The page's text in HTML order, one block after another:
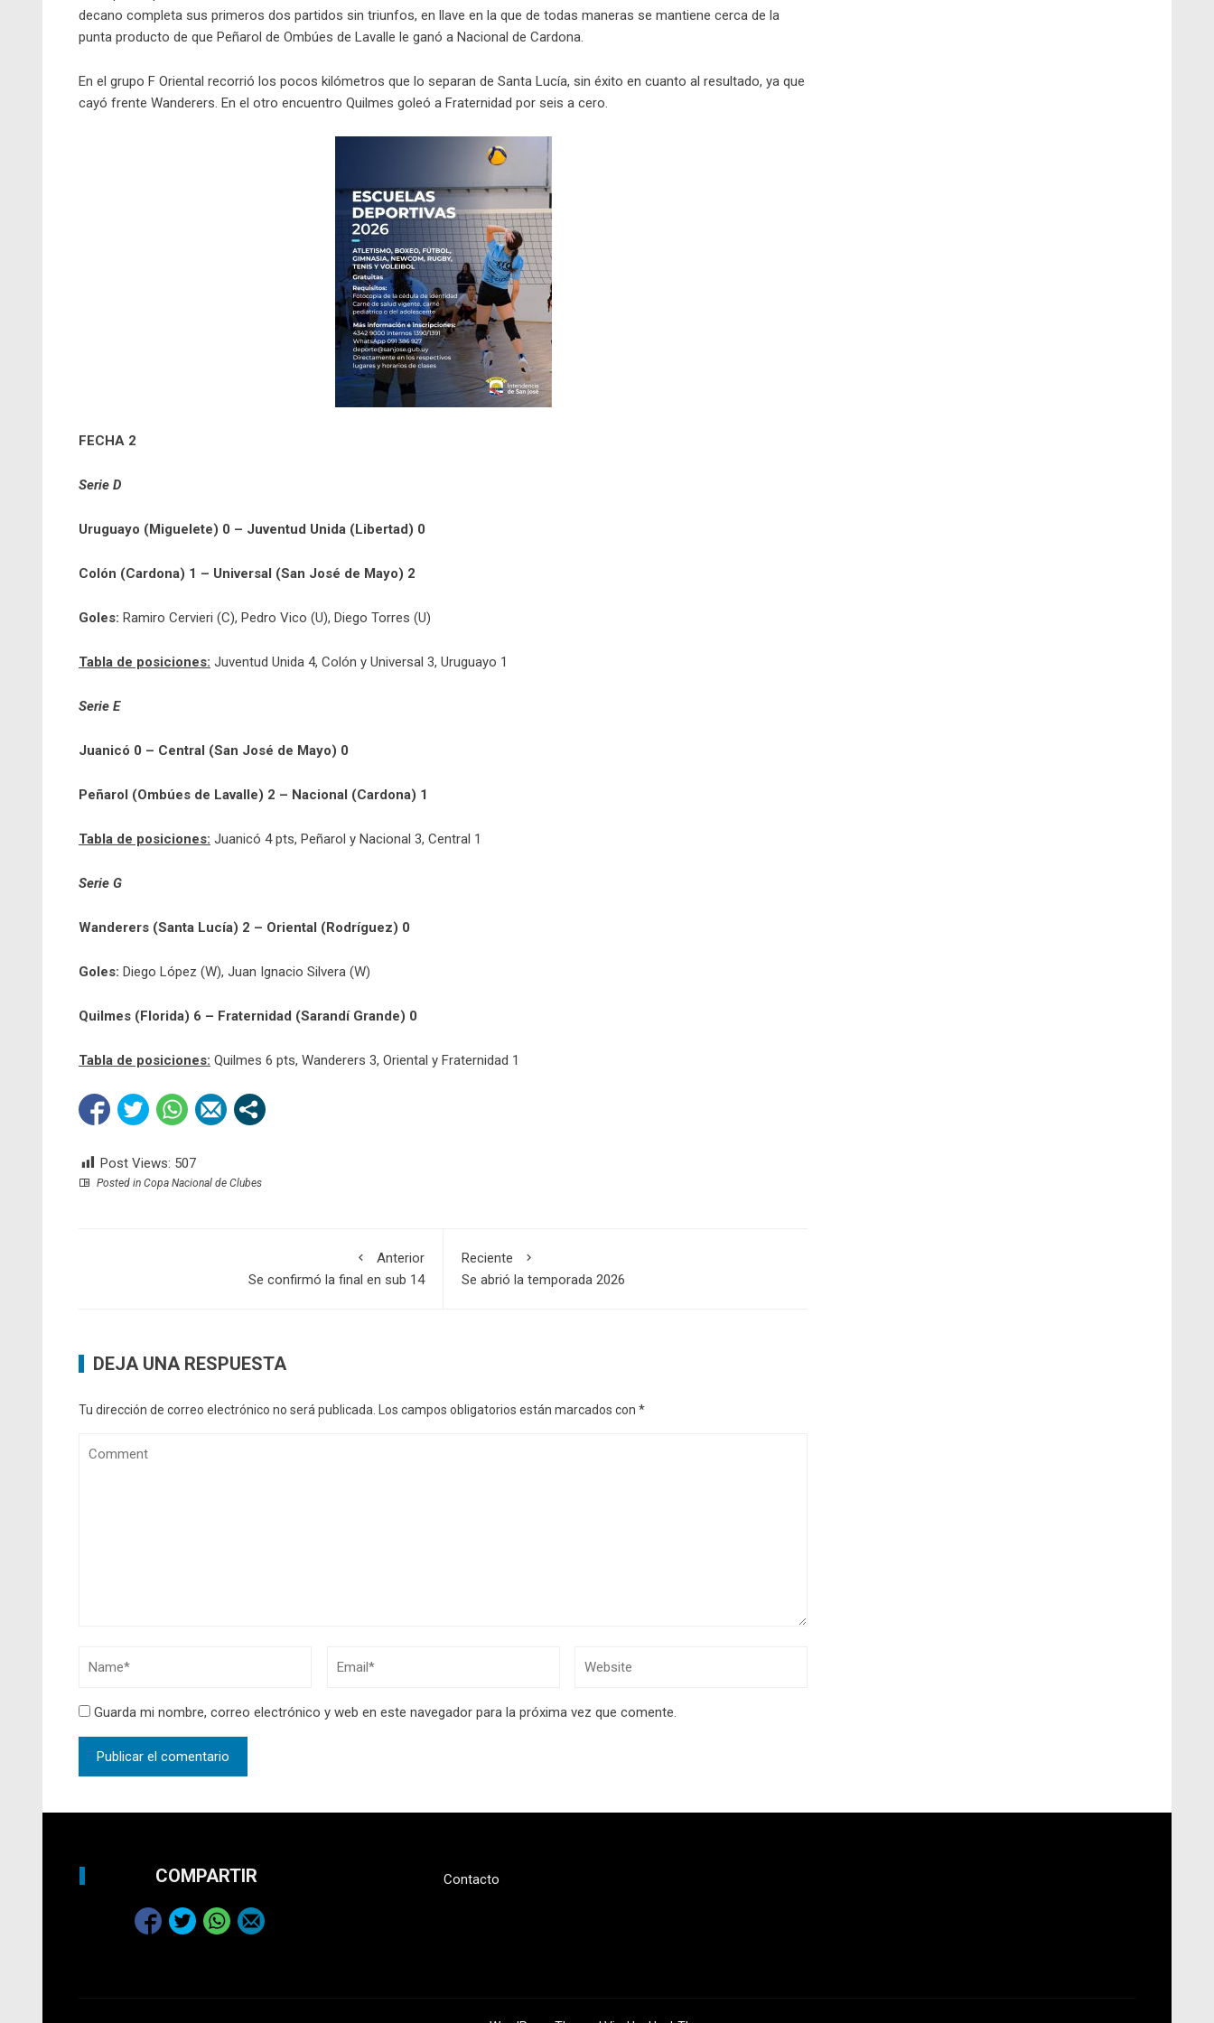
decano completa sus primeros dos partidos sin triunfos, en llave en la que de todas maneras se mantiene cerca de la
punta producto de que Peñarol de Ombúes de Lavalle le ganó a Nacional de Cardona.
En el grupo F Oriental recorrió los pocos kilómetros que lo separan de Santa Lucía, sin éxito en cuanto al resultado, ya que
cayó frente Wanderers. En el otro encuentro Quilmes goleó a Fraternidad por seis a cero.
FECHA 2
Serie D
Uruguayo (Miguelete) 0 – Juventud Unida (Libertad) 0
Colón (Cardona) 1 – Universal (San José de Mayo) 2
Goles: Ramiro Cervieri (C), Pedro Vico (U), Diego Torres (U)
Tabla de posiciones: Juventud Unida 4, Colón y Universal 3, Uruguayo 1
Serie E
Juanicó 0 – Central (San José de Mayo) 0
Peñarol (Ombúes de Lavalle) 2 – Nacional (Cardona) 1
Tabla de posiciones: Juanicó 4 pts, Peñarol y Nacional 3, Central 1
Serie G
Wanderers (Santa Lucía) 2 – Oriental (Rodríguez) 0
Goles: Diego López (W), Juan Ignacio Silvera (W)
Quilmes (Florida) 6 – Fraternidad (Sarandí Grande) 0
Tabla de posiciones: Quilmes 6 pts, Wanderers 3, Oriental y Fraternidad 1
Post Views: 507
Posted in Copa Nacional de Clubes
Anterior
Se confirmó la final en sub 14
Reciente
Se abrió la temporada 2026
DEJA UNA RESPUESTA
Tu dirección de correo electrónico no será publicada. Los campos obligatorios están marcados con *
Guarda mi nombre, correo electrónico y web en este navegador para la próxima vez que comente.
COMPARTIR Contacto